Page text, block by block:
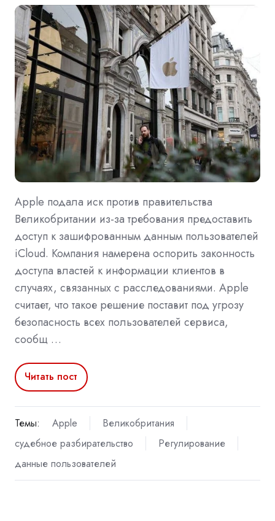
Apple подала иск против правительства
Великобритании из-за требования предоставить
доступ к зашифрованным данным пользователей
iCloud. Компания намерена оспорить законность
доступа властей к информации клиентов в
случаях, связанных с расследованиями. Apple
считает, что такое решение поставит под угрозу
безопасность всех пользователей сервиса,
сообщ …
Читать пост
Темы: Apple
Великобритания
судебное разбирательство
Регулирование
данные пользователей